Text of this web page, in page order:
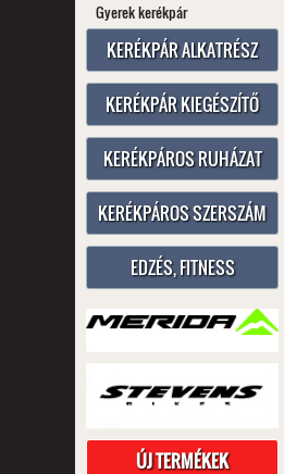
Gyerek kerékpár
KERÉKPÁR ALKATRÉSZ
KERÉKPÁR KIEGÉSZÍTŐ
KERÉKPÁROS RUHÁZAT
KERÉKPÁROS SZERSZÁM
EDZÉS, FITNESS
ÚJ TERMÉKEK